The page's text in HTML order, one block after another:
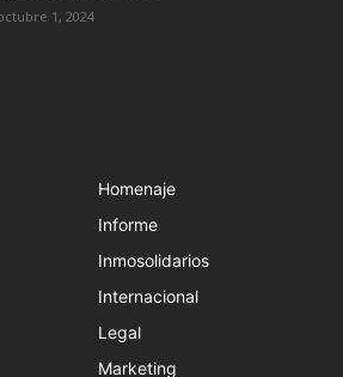
1, 2024
Homenaje
Informe
Inmosolidarios
Internacional
Legal
Marketing